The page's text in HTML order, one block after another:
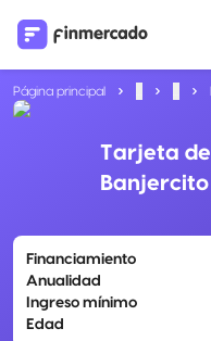
Página principal
Tarjeta de
Banjercito
Financiamiento
Anualidad
Ingreso mínimo
Edad